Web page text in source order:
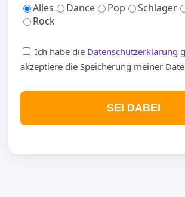
Alles
Dance Pop Schlager
Rock
Ich habe die Datenschutzerklärung
akzeptiere die Speicherung meiner
SEI DABEI